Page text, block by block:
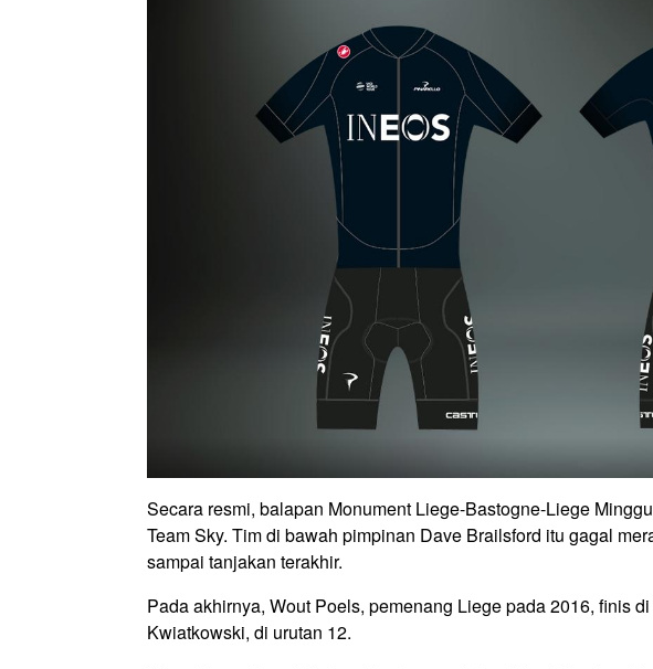
Secara resmi, balapan Monument Liege-Bastogne-Liege
Team Sky. Tim di bawah pimpinan Dave Brailsford itu gagal
sampai tanjakan terakhir.
Pada akhirnya, Wout Poels, pemenang Liege pada 2016, finis
Kwiatkowski, di urutan 12.